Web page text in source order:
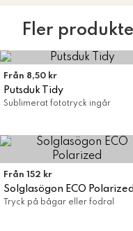
Fler
Från 8,50 kr
Putsduk Tidy
Sublimerat fototryck ingår
Från 152 kr
Solglasögon ECO Polarized
Tryck på bågar eller fodral